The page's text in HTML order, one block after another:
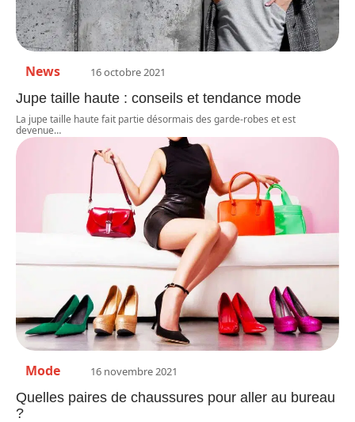
News 16 octobre 2021
Jupe taille haute : conseils et tendance mode
La jupe taille haute fait partie désormais des garde-robes et est
devenue…
Mode 16 novembre 2021
Quelles paires de chaussures pour aller au bureau
?